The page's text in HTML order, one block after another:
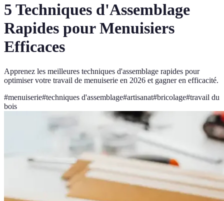
5 Techniques d'Assemblage
Rapides pour Menuisiers
Efficaces
Apprenez les meilleures techniques d'assemblage rapides pour
optimiser votre travail de menuiserie en 2026 et gagner en efficacité.
#menuiserie#techniques d'assemblage#artisanat#bricolage#travail du
bois